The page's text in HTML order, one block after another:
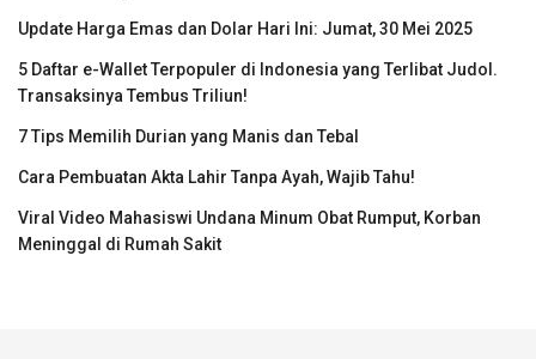
Update Harga Emas dan Dolar Hari Ini: Jumat, 30 Mei 2025
5 Daftar e-Wallet Terpopuler di Indonesia yang Terlibat Judol.
Transaksinya Tembus Triliun!
7 Tips Memilih Durian yang Manis dan Tebal
Cara Pembuatan Akta Lahir Tanpa Ayah, Wajib Tahu!
Viral Video Mahasiswi Undana Minum Obat Rumput, Korban
Meninggal di Rumah Sakit